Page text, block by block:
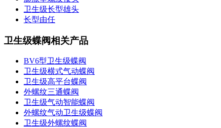
卫生级长型雄头
长型由任
卫生级蝶阀相关产品
BV6型卫生级蝶阀
卫生级横式气动蝶阀
卫生级高平台蝶阀
外螺纹三通蝶阀
卫生级气动智能蝶阀
外螺纹气动卫生级蝶阀
卫生级外螺纹蝶阀